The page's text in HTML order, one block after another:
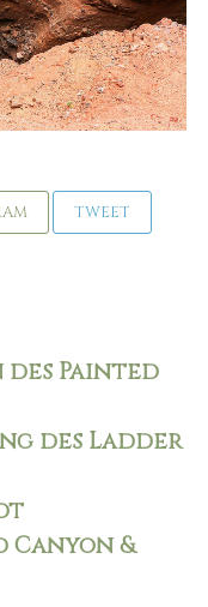
TWEET
Painted
des Ladder
Canyon &